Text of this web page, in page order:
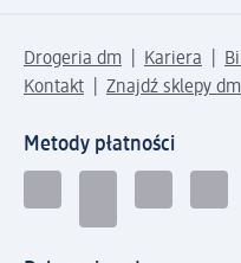
Drogeria dm Kariera
Kontakt
Znajdź sklepy dm
Metody płatności